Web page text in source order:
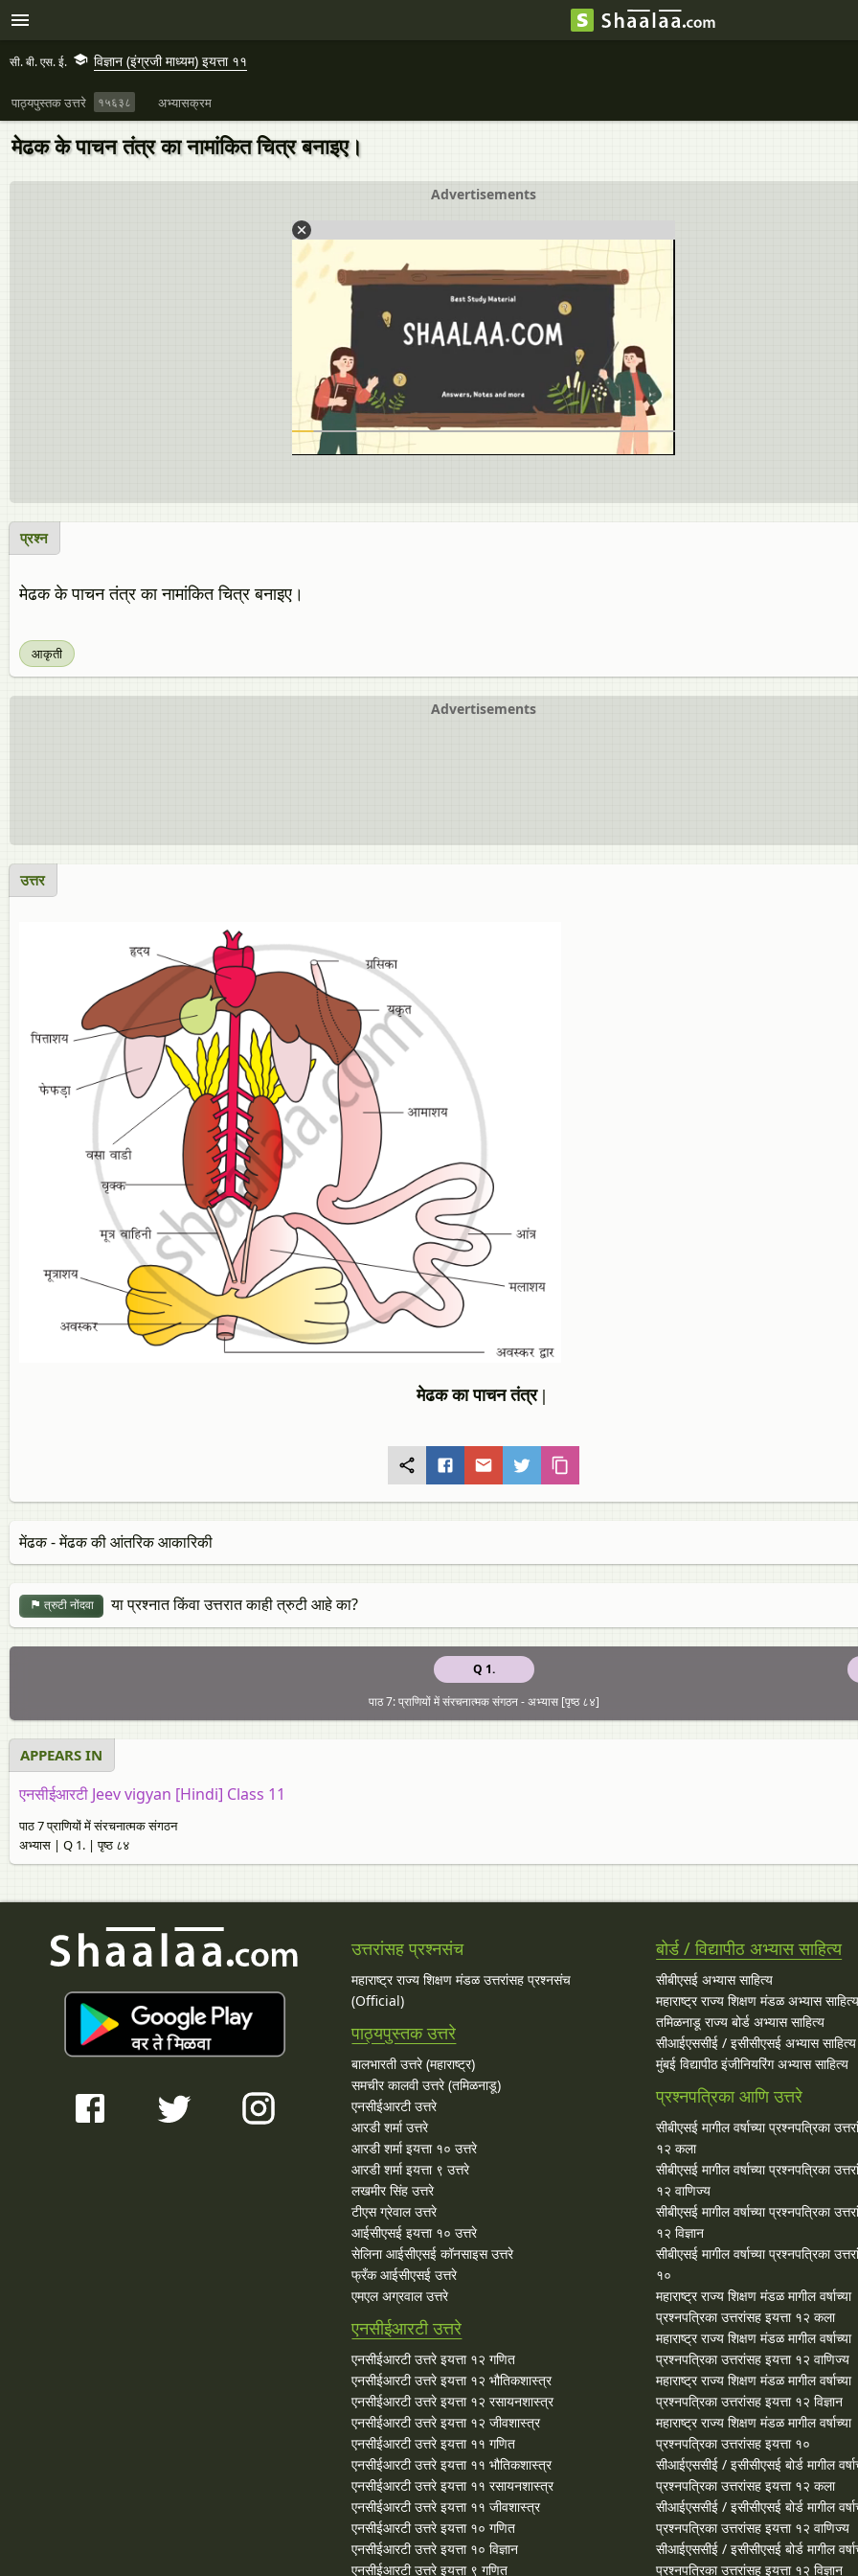
सी. बी. एस. ई. विज्ञान (इंग्रजी माध्यम) इयत्ता ११
पाठ्यपुस्तक उत्तरे १५६३८ अभ्यासक्रम
मेढक के पाचन तंत्र का नामांकित चित्र बनाइए।
Advertisements
प्रश्न
मेढक के पाचन तंत्र का नामांकित चित्र बनाइए।
आकृती
Advertisements
उत्तर
मेढक का पाचन तंत्र |
मेंढक - मेंढक की आंतरिक आकारिकी
त्रुटी नोंदवा या प्रश्नात किंवा उत्तरात काही त्रुटी आहे का?
Q 1.
पाठ 7: प्राणियों में संरचनात्मक संगठन - अभ्यास [पृष्ठ ८४]
APPEARS IN
एनसीईआरटी Jeev vigyan [Hindi] Class 11
पाठ 7 प्राणियों में संरचनात्मक संगठन
अभ्यास | Q 1. | पृष्ठ ८४
उत्तरांसह प्रश्नसंच
महाराष्ट्र राज्य शिक्षण मंडळ उत्तरांसह प्रश्नसंच
(Official)
पाठ्यपुस्तक उत्तरे
बालभारती उत्तरे (महाराष्ट्र)
समचीर कालवी उत्तरे (तमिळनाडू)
एनसीईआरटी उत्तरे
आरडी शर्मा उत्तरे
आरडी शर्मा इयत्ता १० उत्तरे
आरडी शर्मा इयत्ता ९ उत्तरे
लखमीर सिंह उत्तरे
टीएस ग्रेवाल उत्तरे
आईसीएसई इयत्ता १० उत्तरे
सेलिना आईसीएसई कॉनसाइस उत्तरे
फ्रँक आईसीएसई उत्तरे
एमएल अग्रवाल उत्तरे
एनसीईआरटी उत्तरे
एनसीईआरटी उत्तरे इयत्ता १२ गणित
एनसीईआरटी उत्तरे इयत्ता १२ भौतिकशास्त्र
एनसीईआरटी उत्तरे इयत्ता १२ रसायनशास्त्र
एनसीईआरटी उत्तरे इयत्ता १२ जीवशास्त्र
एनसीईआरटी उत्तरे इयत्ता ११ गणित
एनसीईआरटी उत्तरे इयत्ता ११ भौतिकशास्त्र
एनसीईआरटी उत्तरे इयत्ता ११ रसायनशास्त्र
एनसीईआरटी उत्तरे इयत्ता ११ जीवशास्त्र
एनसीईआरटी उत्तरे इयत्ता १० गणित
एनसीईआरटी उत्तरे इयत्ता १० विज्ञान
एनसीईआरटी उत्तरे इयत्ता ९ गणित
बोर्ड / विद्यापीठ अभ्यास साहित्य
सीबीएसई अभ्यास साहित्य
महाराष्ट्र राज्य शिक्षण मंडळ अभ्यास
तमिळनाडू राज्य बोर्ड अभ्यास साहित्य
सीआईएससीई / इसीसीएसई अभ्यास साहित्य
मुंबई विद्यापीठ इंजीनियरिंग अभ्यास साहित्य
प्रश्नपत्रिका आणि उत्तरे
सीबीएसई मागील वर्षाच्या प्रश्‍नपत्रिका
१२ कला
सीबीएसई मागील वर्षाच्या प्रश्‍नपत्रिका
१२ वाणिज्य
सीबीएसई मागील वर्षाच्या प्रश्‍नपत्रिका
१२ विज्ञान
सीबीएसई मागील वर्षाच्या प्रश्‍नपत्रिका
१०
महाराष्ट्र राज्य शिक्षण मंडळ मागील वर्षाच्या
प्रश्‍नपत्रिका उत्तरांसह इयत्ता १२ कला
महाराष्ट्र राज्य शिक्षण मंडळ मागील वर्षाच्या
प्रश्‍नपत्रिका उत्तरांसह इयत्ता १२ वाणिज्य
महाराष्ट्र राज्य शिक्षण मंडळ मागील वर्षाच्या
प्रश्‍नपत्रिका उत्तरांसह इयत्ता १२ विज्ञान
महाराष्ट्र राज्य शिक्षण मंडळ मागील वर्षाच्या
प्रश्‍नपत्रिका उत्तरांसह इयत्ता १०
सीआईएससीई / इसीसीएसई बोर्ड मागील
प्रश्‍नपत्रिका उत्तरांसह इयत्ता १२ कला
सीआईएससीई / इसीसीएसई बोर्ड मागील
प्रश्‍नपत्रिका उत्तरांसह इयत्ता १२ वाणिज्य
सीआईएससीई / इसीसीएसई बोर्ड मागील
प्रश्‍नपत्रिका उत्तरांसह इयत्ता १२ विज्ञान